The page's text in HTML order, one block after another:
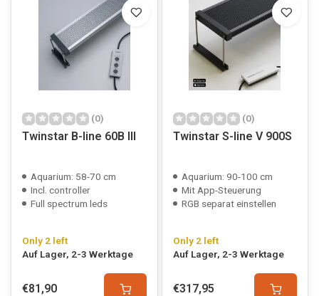
(0)
Twinstar B-line 60B III
Aquarium: 58-70 cm
Incl. controller
Full spectrum leds
Only 2 left
Auf Lager, 2-3 Werktage
€81,90
(0)
Twinstar S-line V 900S
Aquarium: 90-100 cm
Mit App-Steuerung
RGB separat einstellen
Only 2 left
Auf Lager, 2-3 Werktage
€317,95